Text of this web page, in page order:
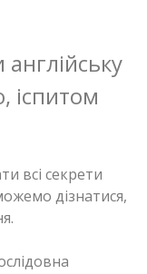
іспитом
всі секрети
дізнатися,